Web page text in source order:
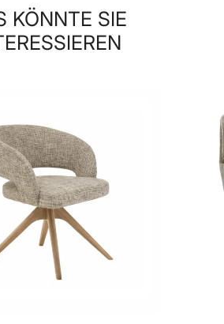
KÖNNTE SIE